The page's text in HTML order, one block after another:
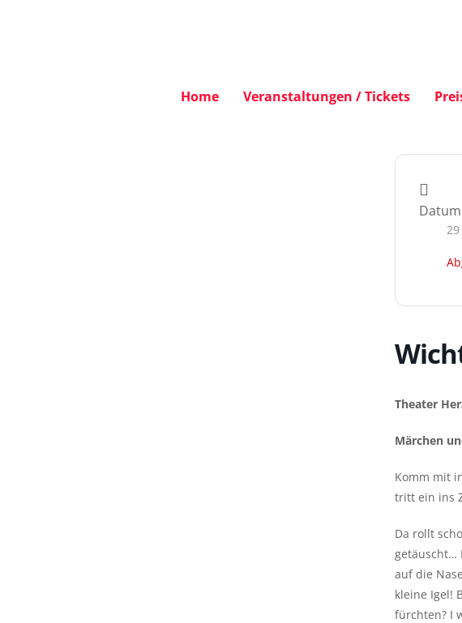
Home Veranstaltungen / Tickets
Datum
Theater
Märchen
Komm mit
tritt ein ins
Da rollt
getäuscht…
auf die
kleine Igel!
fürchten? I